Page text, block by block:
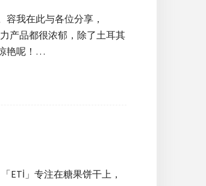
我在此与各位分享，
产品都很浓郁，除了土耳其
艳呢！…
ETİ」专注在糖果饼干上，